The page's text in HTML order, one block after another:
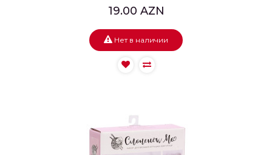
19.00 AZN
Нет в наличии